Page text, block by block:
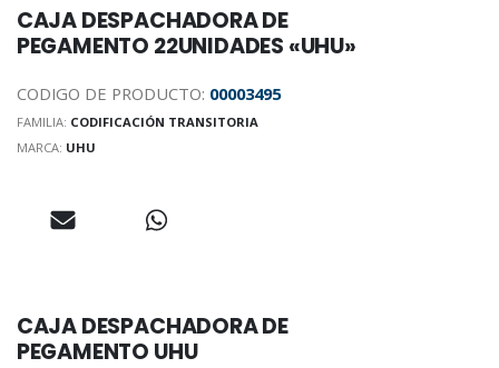
CAJA DESPACHADORA DE
PEGAMENTO 22UNIDADES «UHU»
CODIGO DE PRODUCTO: 00003495
FAMILIA: CODIFICACIÓN TRANSITORIA
MARCA: UHU
CAJA DESPACHADORA DE
PEGAMENTO UHU